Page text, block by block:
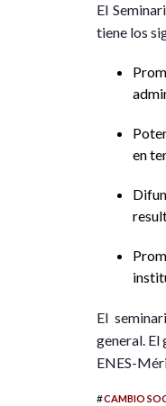
El
tiene los
en
El
general. El
ENES-
#CAMBIO